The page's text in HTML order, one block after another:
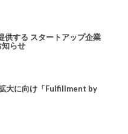
供する スタートアップ企業
らせ
大に向け「Fulfillment by